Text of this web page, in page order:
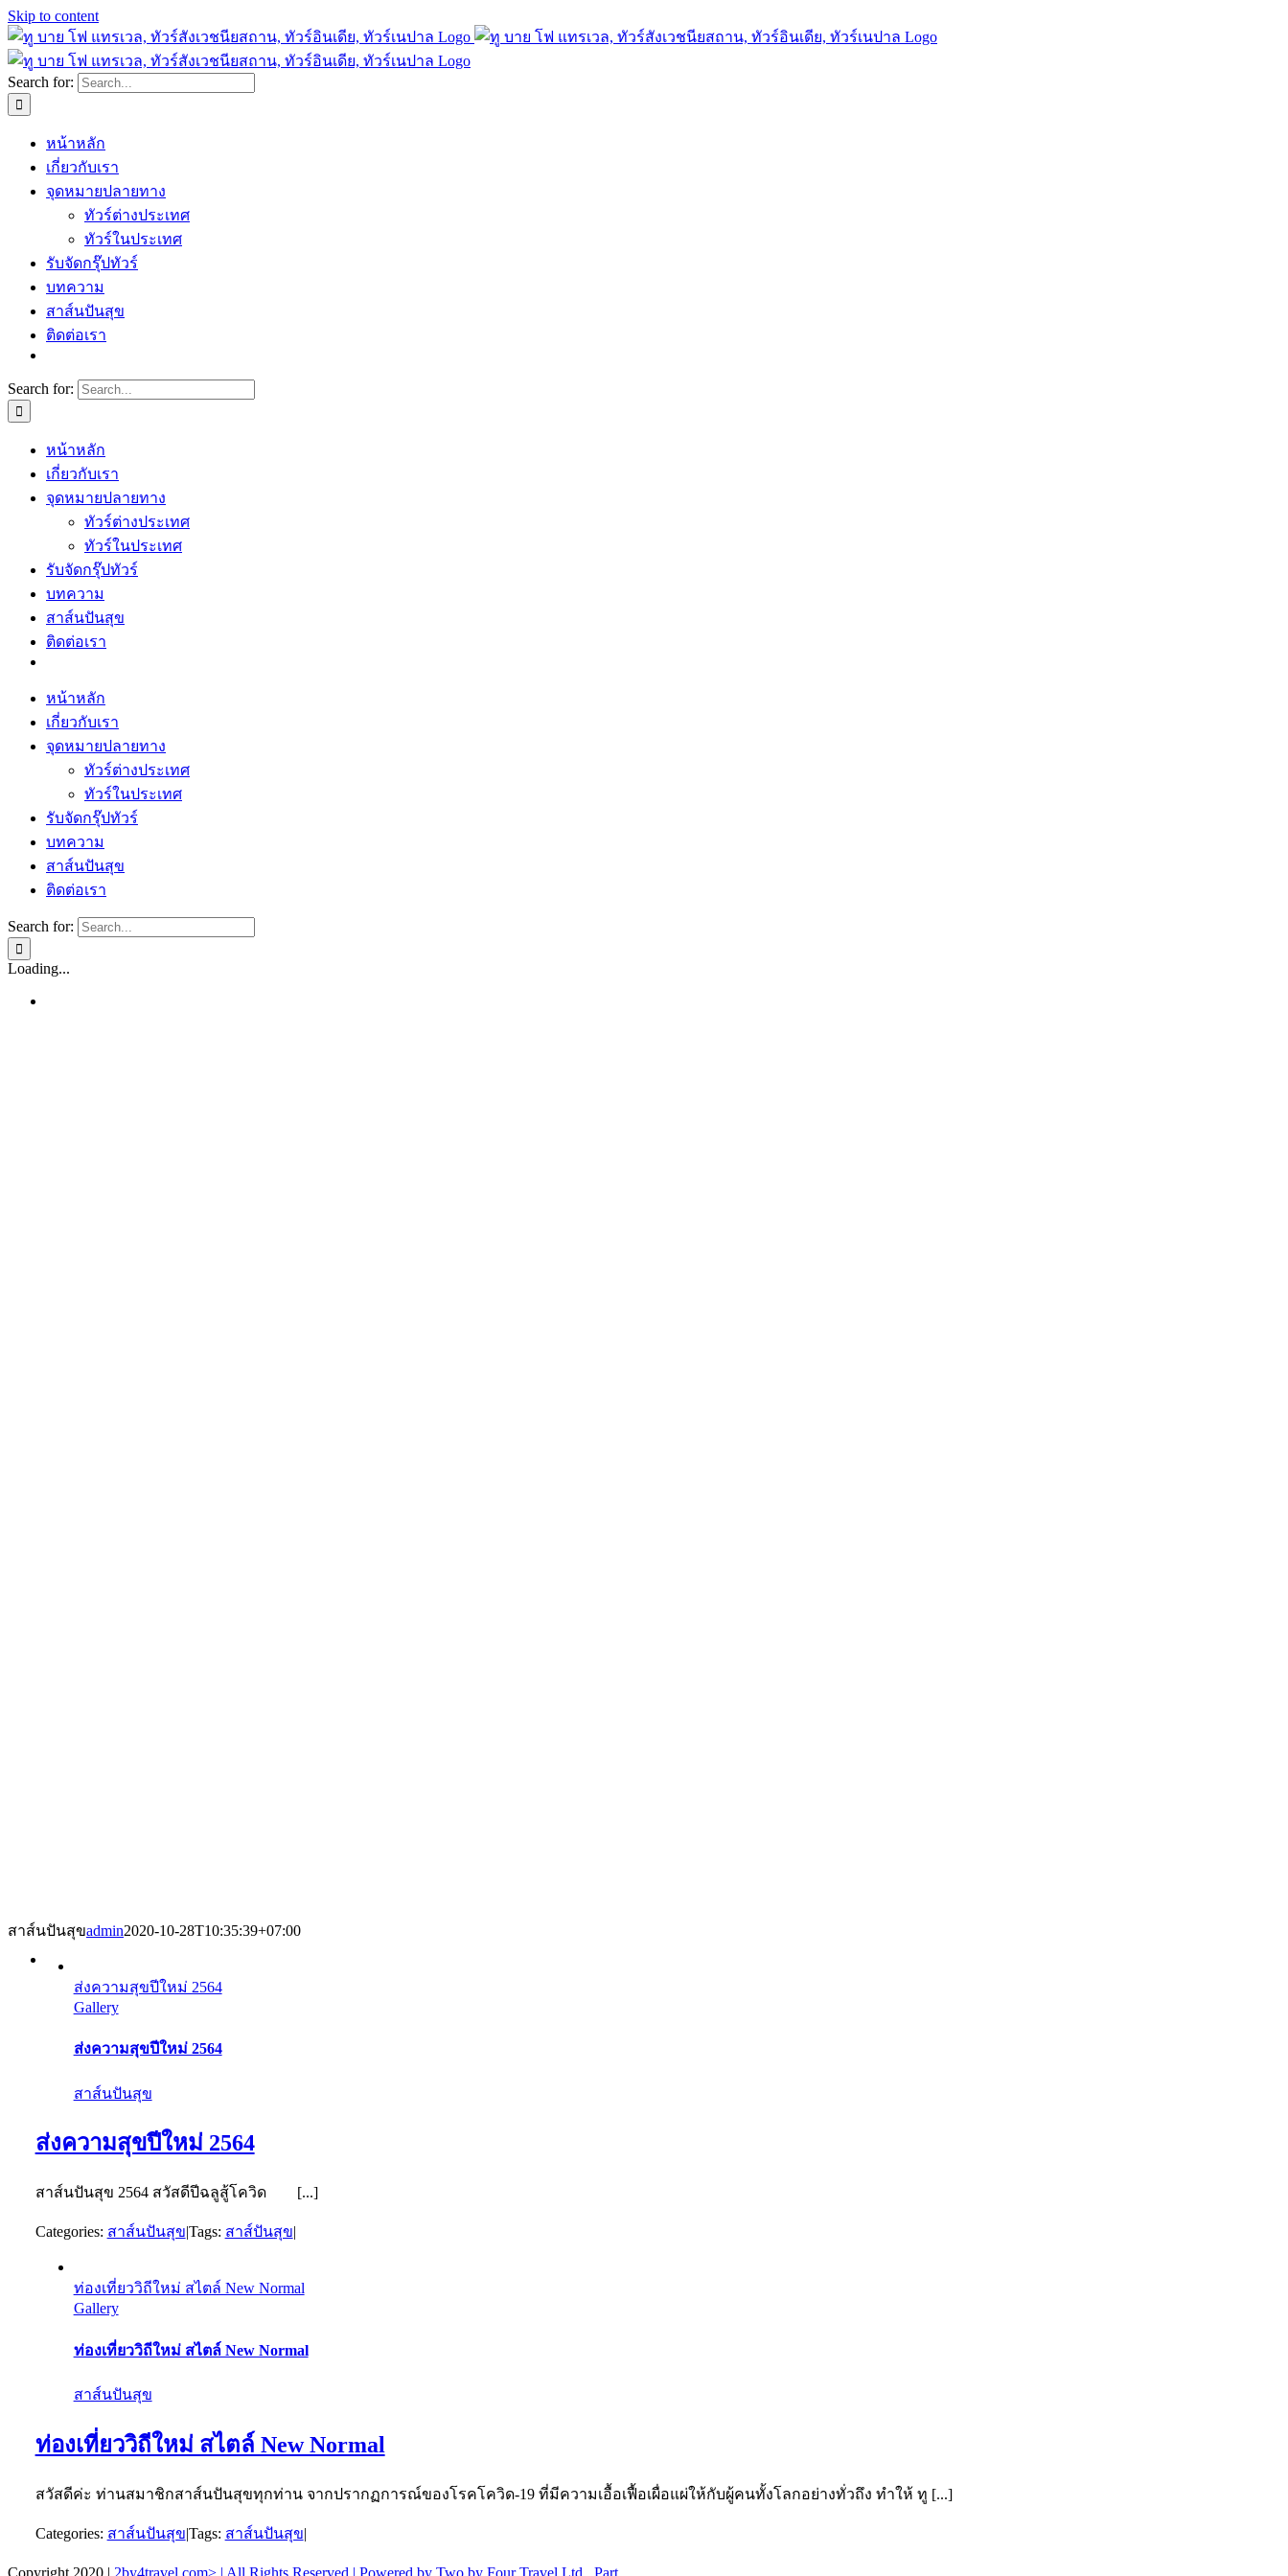
Skip to content
Search for:
หน้าหลัก
เกี่ยวกับเรา
จุดหมายปลายทาง
ทัวร์ต่างประเทศ
ทัวร์ในประเทศ
รับจัดกรุ๊ปทัวร์
บทความ
สาส์นปันสุข
ติดต่อเรา
Search for:
หน้าหลัก
เกี่ยวกับเรา
จุดหมายปลายทาง
ทัวร์ต่างประเทศ
ทัวร์ในประเทศ
รับจัดกรุ๊ปทัวร์
บทความ
สาส์นปันสุข
ติดต่อเรา
หน้าหลัก
เกี่ยวกับเรา
จุดหมายปลายทาง
ทัวร์ต่างประเทศ
ทัวร์ในประเทศ
รับจัดกรุ๊ปทัวร์
บทความ
สาส์นปันสุข
ติดต่อเรา
Search for:
Loading...
สาส์นปันสุขadmin2020-10-28T10:35:39+07:00
ส่งความสุขปีใหม่ 2564
Gallery
ส่งความสุขปีใหม่ 2564
สาส์นปันสุข
ส่งความสุขปีใหม่ 2564
สาส์นปันสุข 2564 สวัสดีปีฉลูสู้โควิด [...]
Categories: สาส์นปันสุข|Tags: สาส์ปันสุข|
ท่องเที่ยววิถีใหม่ สไตล์ New Normal
Gallery
ท่องเที่ยววิถีใหม่ สไตล์ New Normal
สาส์นปันสุข
ท่องเที่ยววิถีใหม่ สไตล์ New Normal
สวัสดีค่ะ ท่านสมาชิกสาส์นปันสุขทุกท่าน จากปรากฏการณ์ของโรคโควิด-19 ที่มีความเอื้อเฟื้อเผื่อแผ่ให้กับผู้คนทั้งโลกอย่างทั่วถึง ทำให้ ทู [...]
Categories: สาส์นปันสุข|Tags: สาส์นปันสุข|
Copyright 2020 | 2by4travel.com> | All Rights Reserved | Powered by Two by Four Travel Ltd., Part.